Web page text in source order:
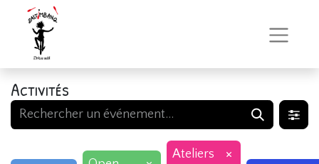
Activités
Ateliers
×